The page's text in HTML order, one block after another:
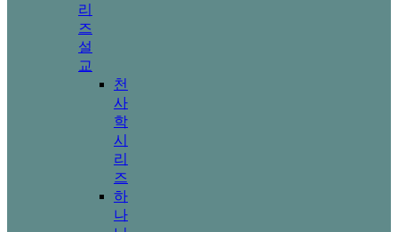
리
즈
설
교
천
사
학
시
리
즈
하
나